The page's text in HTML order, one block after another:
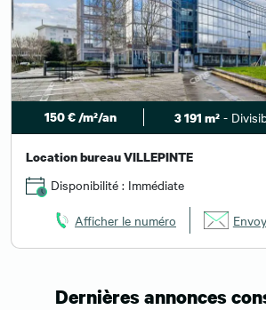
150 € /m²/an 3 191 m²-
Location bureau VILLEPINTE
Disponibilité : Immédiate
Afficher le numéro
Dernières annonces